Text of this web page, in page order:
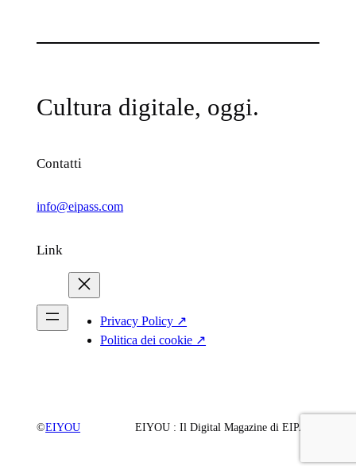
Cultura digitale, oggi.
Contatti
info@eipass.com
Link
Privacy Policy ↗
Politica dei cookie ↗
©EIYOU EIYOU : Il Digital Magazine di EIPASS